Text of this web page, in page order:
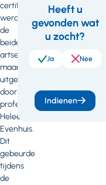
certificaat
werd
de
beide
artsen
maandag
uitgereikt
door
professor
Heleen
Evenhuis.
Dit
gebeurde
tijdens
de
Feedback
Heeft u
gevonden wat
u zocht?
Ja Nee
Indienen